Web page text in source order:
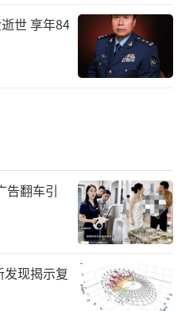
世 享年84
告翻车引
现揭示复